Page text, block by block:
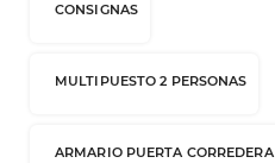
CONSIGNAS
MULTIPUESTO 2 PERSONAS
ARMARIO PUERTA CORREDERA